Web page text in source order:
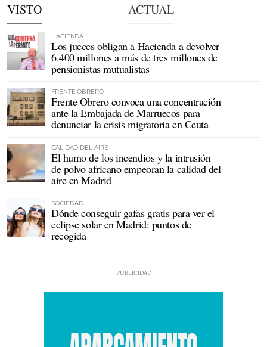
VISTO ACTUAL
HACIENDA
Los jueces obligan a Hacienda a devolver
6.400 millones a más de tres millones de
pensionistas mutualistas
FRENTE OBRERO
Frente Obrero convoca una concentración
ante la Embajada de Marruecos para
denunciar la crisis migratoria en Ceuta
CALIDAD DEL AIRE
El humo de los incendios y la intrusión
de polvo africano empeoran la calidad del
aire en Madrid
SOCIEDAD
Dónde conseguir gafas gratis para ver el
eclipse solar en Madrid: puntos de
recogida